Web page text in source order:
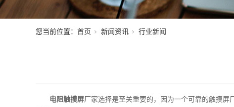
您当前位置： 首页 新闻资讯 行业新闻
电阻触摸屏厂家选择是至关重要的，因为一个可靠的触摸